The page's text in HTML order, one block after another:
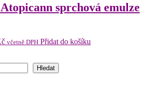
sprchová emulze
Aktuální
včetně DPH Přidat do košíku
Hledat